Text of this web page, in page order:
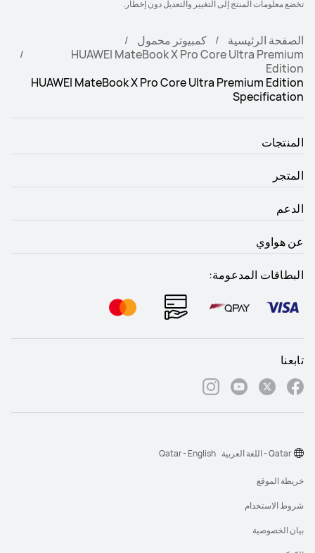
تخضع معلومات المنتج إلى التغيير والتعديل دون إخطار.
الصفحة الرئيسية
كمبيوتر محمول
HUAWEI MateBook X Pro Core Ultra Premium
Edition
HUAWEI MateBook X Pro Core Ultra Premium Edition
Specification
المنتجات
المتجر
الدعم
عن هواوي
البطاقات المدعومة:
تابعنا
خريطة الموقع
شروط الاستخدام
بيان الخصوصية
Qatar - اللغة العربية Qatar - English